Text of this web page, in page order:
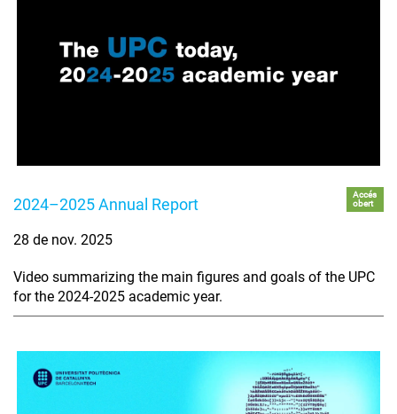
2024–2025 Annual Report
Accés
obert
28 de nov. 2025
Video summarizing the main figures and goals of the UPC
for the 2024-2025 academic year.